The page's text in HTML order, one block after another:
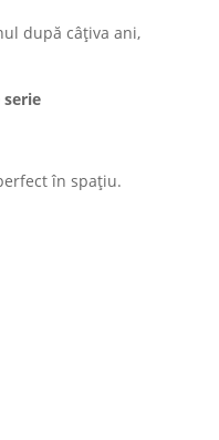
după câțiva ani,
în spațiu.